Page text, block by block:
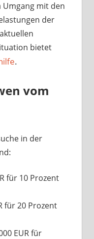
Umgang mit den
der
bietet
.
vom
in der
für 10 Prozent
für 20 Prozent
EUR für